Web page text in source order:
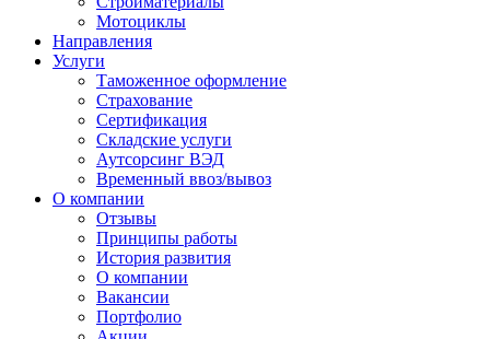
Мотоциклы
Направления
Услуги
Таможенное оформление
Страхование
Сертификация
Складские услуги
Аутсорсинг ВЭД
Временный ввоз/вывоз
О компании
Отзывы
Принципы работы
История развития
О компании
Вакансии
Портфолио